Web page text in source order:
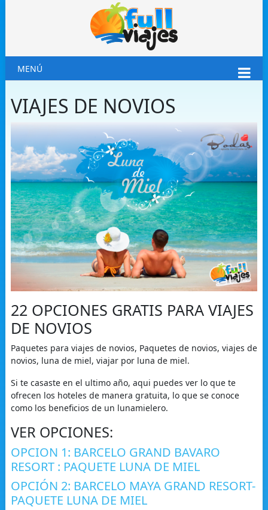
MENÚ
VIAJES DE NOVIOS
22 OPCIONES GRATIS PARA VIAJES
DE NOVIOS
Paquetes para viajes de novios, Paquetes de novios, viajes de
novios, luna de miel, viajar por luna de miel.
Si te casaste en el ultimo año, aqui puedes ver lo que te
ofrecen los hoteles de manera gratuita, lo que se conoce
como los beneficios de un lunamielero.
VER OPCIONES:
OPCION 1: BARCELO GRAND BAVARO
RESORT : PAQUETE LUNA DE MIEL
OPCIÓN 2: BARCELO MAYA GRAND RESORT-
PAQUETE LUNA DE MIEL